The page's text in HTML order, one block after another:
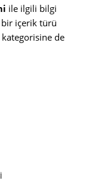
ile ilgili bilgi
bir içerik türü
kategorisine de